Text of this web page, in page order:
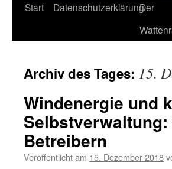
Start DatenschutzerklärungDer
Archiv des Tages: 15.
Windenergie und
Betreibern
Veröffentlicht am 15. Dezember 2018